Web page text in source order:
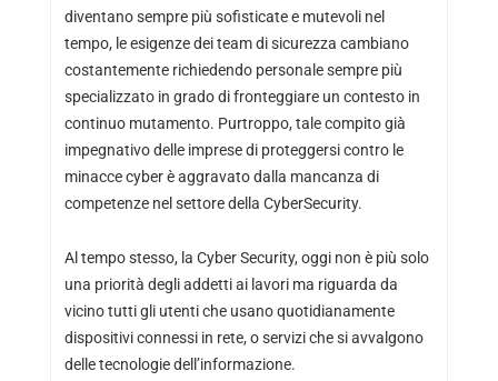
diventano sempre più sofisticate e mutevoli nel
tempo, le esigenze dei team di sicurezza cambiano
costantemente richiedendo personale sempre più
specializzato in grado di fronteggiare un contesto in
continuo mutamento. Purtroppo, tale compito già
impegnativo delle imprese di proteggersi contro le
minacce cyber è aggravato dalla mancanza di
competenze nel settore della CyberSecurity.
Al tempo stesso, la Cyber Security, oggi non è più solo
una priorità degli addetti ai lavori ma riguarda da
vicino tutti gli utenti che usano quotidianamente
dispositivi connessi in rete, o servizi che si avvalgono
delle tecnologie dell’informazione.